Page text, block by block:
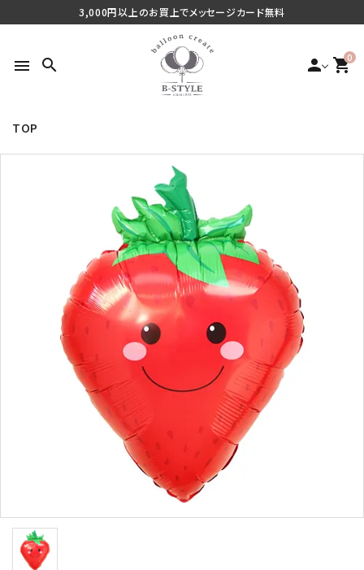
3,000円以上のお買上でメッセージカード無料
menu search person 0
shopping_cart
最近チェックした商品
ご利用シーンから探す
商品タイプから探す
価格から探す
meeting_room ログイン
TOP